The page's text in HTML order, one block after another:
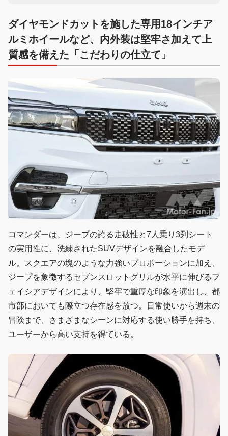
ダイヤモンドカットを施した専用18インチア
ルミホイールなど、内外装は堅牢さ加えて上
質感を備えた「こだわりの仕立て」
コマンダーは、ジープの誇る走破性と7人乗り3列シート
の実用性に、洗練されたSUVデザインを融合したモデ
ル。スクエアの塊のような力強いプロポーションに加え、
ジープを象徴するセブンスロットグリルが水平に伸びるフ
ェイシアデザインにより、堅牢で重厚な印象を演出し、都
市部においても際立つ存在感を放つ。日常使いから週末の
冒険まで、さまざまなシーンに対応する使い勝手を持ち、
ユーザーから高い支持を得ている。